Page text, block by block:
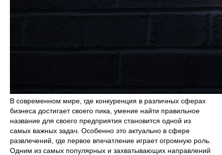
В современном мире, где конкуренция в различных сферах
бизнеса достигает своего пика, умение найти правильное
название для своего предприятия становится одной из
самых важных задач. Особенно это актуально в сфере
развлечений, где первое впечатление играет огромную роль.
Одним из самых популярных и захватывающих направлений